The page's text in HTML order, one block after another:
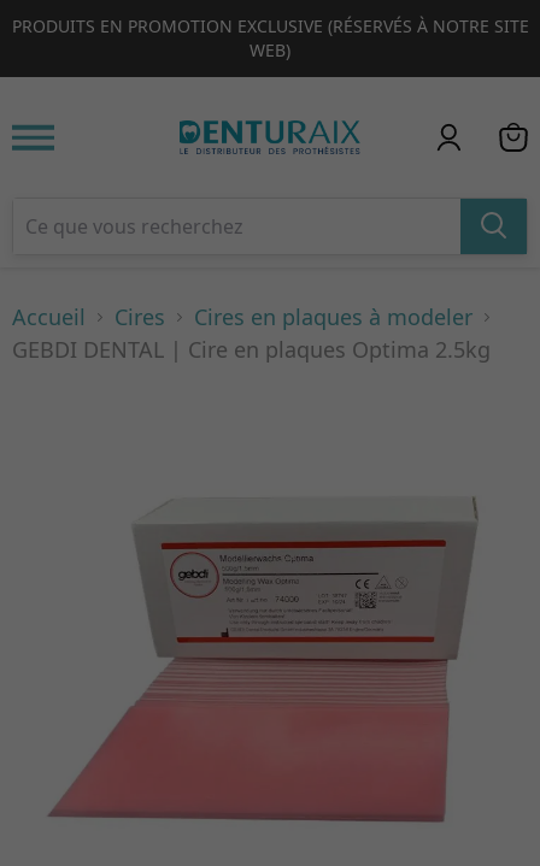
PRODUITS EN PROMOTION EXCLUSIVE (RÉSERVÉS À NOTRE SITE
WEB)
1 2 3 4
Accueil Cires
Cires en plaques à modeler
GEBDI DENTAL | Cire en plaques Optima 2.5kg